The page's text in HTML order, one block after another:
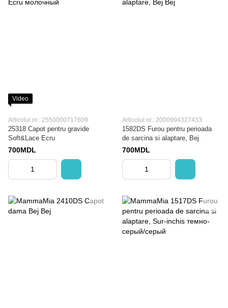
Video
Articolul nr.: 2550000717609
25318 Capot pentru gravide
Soft&Lace Ecru
700MDL
Articolul nr.: 2000994327433
1582DS Furou pentru perioada
de sarcina si alaptare, Bej
700MDL